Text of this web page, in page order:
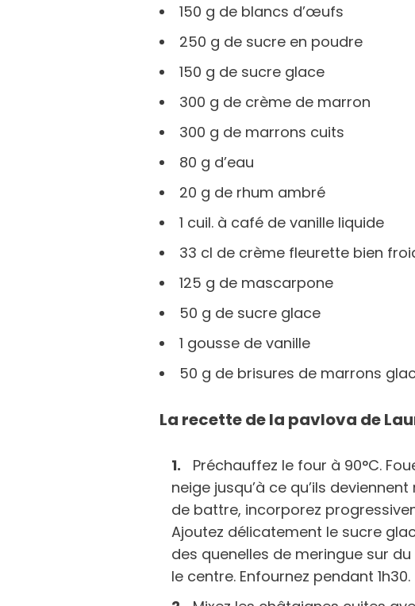
150 g de blancs d’œufs
250 g de sucre en poudre
150 g de sucre glace
300 g de crème de marron
300 g de marrons cuits
80 g d’eau
20 g de rhum ambré
1 cuil. à café de vanille liquide
33 cl de crème fleurette bien
125 g de mascarpone
50 g de sucre glace
1 gousse de vanille
50 g de brisures de marrons
La recette de la pavlova de
Préchauffez le four à 90°C.
neige jusqu’à ce qu’ils
de battre, incorporez
Ajoutez délicatement le sucre
des quenelles de meringue sur
le centre. Enfournez pendant 1h30.